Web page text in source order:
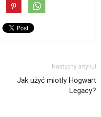
Następny artykuł
Jak użyć miotły Hogwart
Legacy?